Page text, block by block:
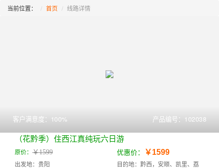
当前位置： 首页 线路详情
客户满意度：100% 产品编号：102038
（花黔季）住西江真纯玩六日游
原价： ￥1599 优惠价： ￥1599
出发地：贵阳
目的地：黔西，安顺、凯里、荔